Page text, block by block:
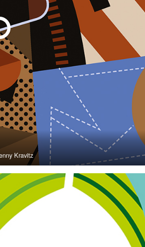
Kravitz